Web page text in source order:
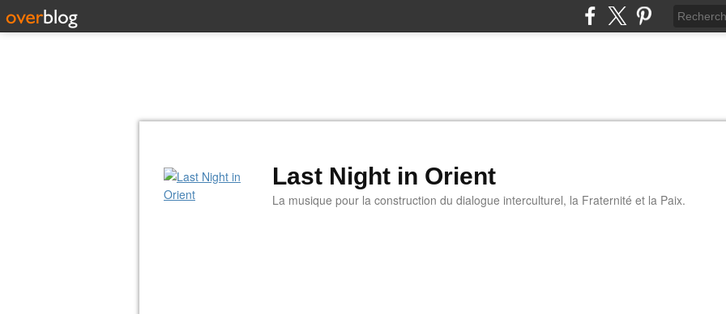
Last Night in Orient
La musique pour la construction du dialogue interculturel, la Fraternité et la Paix.